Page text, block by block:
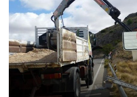
27
de
junio
de
2023